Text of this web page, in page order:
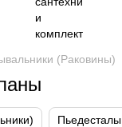
(Раковины)
Пьедесталы